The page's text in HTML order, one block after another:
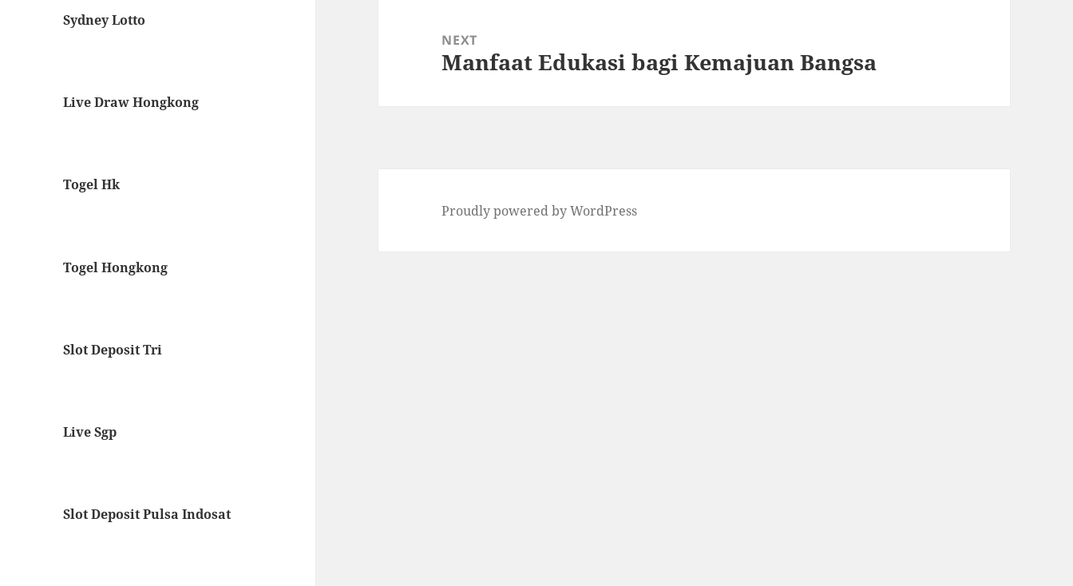
Sydney Lotto
Live Draw Hongkong
Togel Hk
Togel Hongkong
Slot Deposit Tri
Live Sgp
Slot Deposit Pulsa Indosat
NEXT
Next
Manfaat Edukasi bagi Kemajuan Bangsa
Proudly powered by WordPress